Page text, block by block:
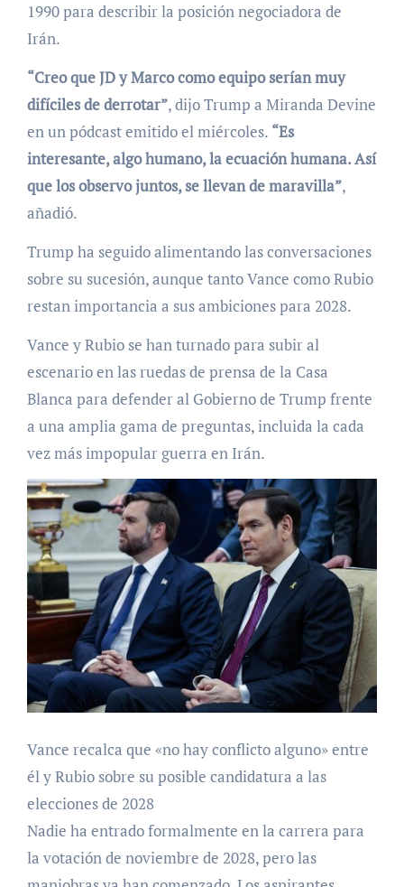
1990 para describir la posición negociadora de
Irán.
“Creo que JD y Marco como equipo serían muy
difíciles de derrotar”, dijo Trump a Miranda Devine
en un pódcast emitido el miércoles. “Es
interesante, algo humano, la ecuación humana. Así
que los observo juntos, se llevan de maravilla”,
añadió.
Trump ha seguido alimentando las conversaciones
sobre su sucesión, aunque tanto Vance como Rubio
restan importancia a sus ambiciones para 2028.
Vance y Rubio se han turnado para subir al
escenario en las ruedas de prensa de la Casa
Blanca para defender al Gobierno de Trump frente
a una amplia gama de preguntas, incluida la cada
vez más impopular guerra en Irán.
Vance recalca que «no hay conflicto alguno» entre
él y Rubio sobre su posible candidatura a las
elecciones de 2028
Nadie ha entrado formalmente en la carrera para
la votación de noviembre de 2028, pero las